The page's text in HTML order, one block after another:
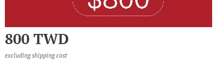
800 TWD
excluding shipping cost